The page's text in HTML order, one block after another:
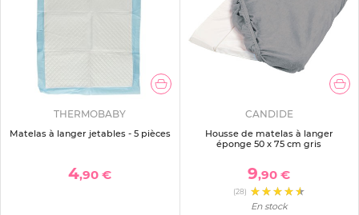
THERMOBABY
Matelas à langer jetables - 5 pièces
4,90 €
CANDIDE
Housse de matelas à langer
éponge 50 x 75 cm gris
9,90 €
(28)
En stock